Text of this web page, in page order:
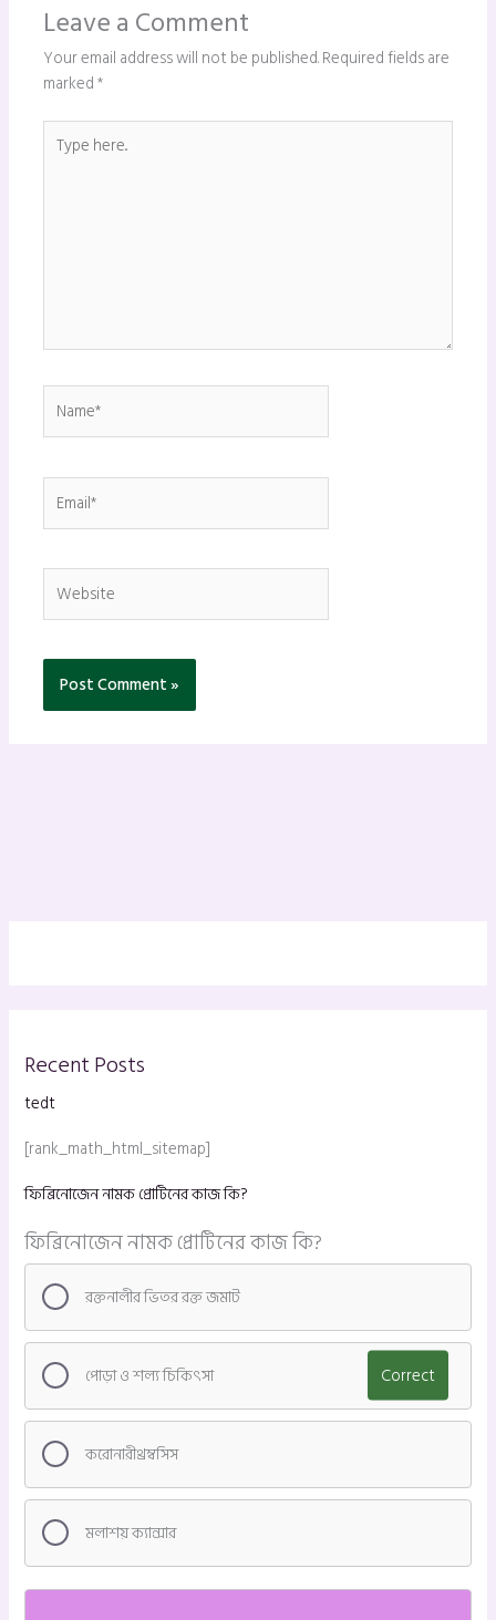
Leave a Comment
Your email address will not be published.Required fields are
marked*
here..
Recent Posts
tedt
[rank_math_html_sitemap]
ফিব্রিনোজেন নামক প্রোটিনের কাজ কি?
ফিব্রিনোজেন নামক প্রোটিনের কাজ কি?
রক্তনালীর ভিতর রক্ত জমাট
পোড়া ও শল্য চিকিৎসা Correct
করোনারীথ্রম্বসিস
মলাশয় ক্যান্সার